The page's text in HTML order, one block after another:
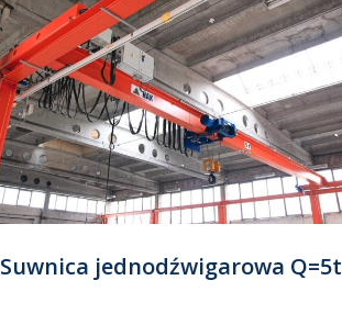
Suwnica jednodźwigarowa Q=5t